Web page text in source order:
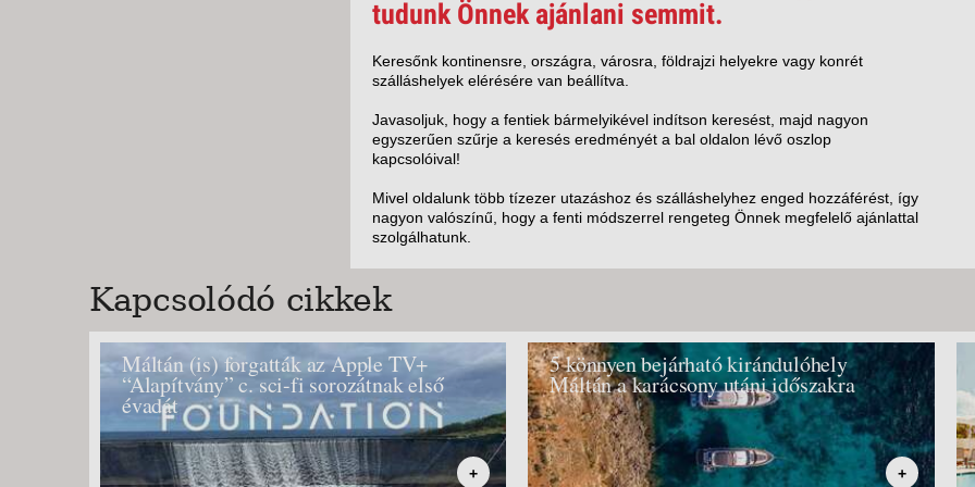
KÖZVETLEN
TENGERPARTI
SZÁLLODÁK
CSÚSZDÁVAL
BUDAVÁR TOURS
tudunk Önnek ajánlani semmit.
Keresőnk kontinensre, országra, városra, földrajzi helyekre vagy konrét
szálláshelyek elérésére van beállítva.
Javasoljuk, hogy a fentiek bármelyikével indítson keresést, majd nagyon
egyszerűen szűrje a keresés eredményét a bal oldalon lévő oszlop
kapcsolóival!
Mivel oldalunk több tízezer utazáshoz és szálláshelyhez enged hozzáférést, így
nagyon valószínű, hogy a fenti módszerrel rengeteg Önnek megfelelő ajánlattal
szolgálhatunk.
Kapcsolódó cikkek
Máltán (is) forgatták az Apple TV+
“Alapítvány” c. sci-fi sorozátnak első
évadát
+
5 könnyen bejárható kirándulóhely
Máltán a karácsony utáni időszakra
+